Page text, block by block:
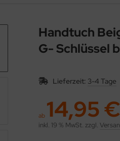
Handtuch
G- Schlüssel
Lieferzeit: 3-4 Tage
ab 14,95 €
inkl. 19 % MwSt. zzgl.